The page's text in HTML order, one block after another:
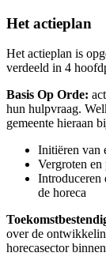
Het actieplan
Het actieplan is
verdeeld in 4
Basis Op Orde:
hun hulpvraag.
gemeente hieraan
Initiëren van
Vergroten en
Introduceren
de horeca
over de
horecasector